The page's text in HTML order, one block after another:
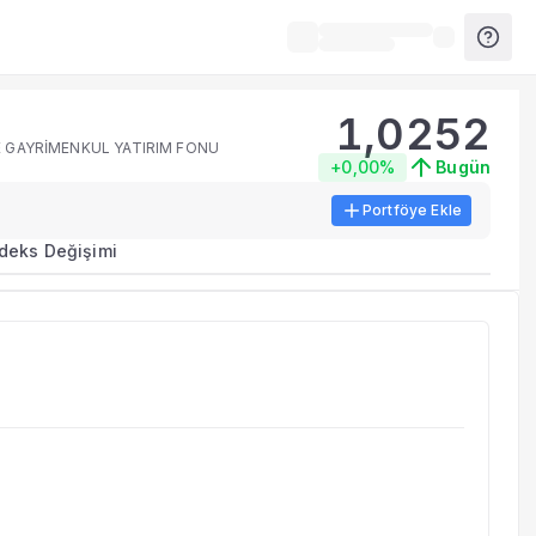
metrikleri listelenir.
benzer fonları inceleyebilirsiniz.
YATIRIM FONU
1,0252
+0,00% Bugün
Portföye Ekle
Değişimi